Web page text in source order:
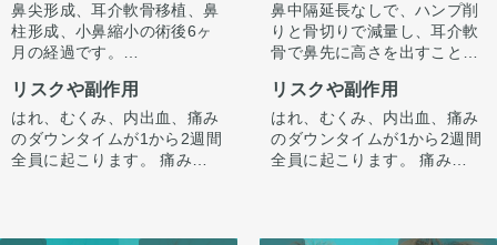
鼻尖形成、耳介軟骨移植、鼻
柱形成、小鼻縮小の術後6ヶ
月の経過です。
ストラット＋耳介軟骨移植で
鼻先に高さを出し、ハンプの
尾側に粉砕軟骨をいれ横から
のラインを整えています。
リスクや副作用
はれ、むくみ、内出血、痛み
のダウンタイムが1から2週間
全員に起こります。 痛みは3
鼻中隔延長なしで、ハンプ削
りと骨切りで減量し、耳介軟
骨で鼻先に高さを出すことで
正面から見たときもすっきり
するよう整えています。
リスクや副作用
はれ、むくみ、内出血、痛み
のダウンタイムが1から2週間
全員に起こります。 痛みは3